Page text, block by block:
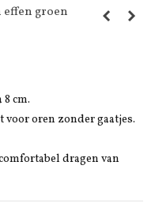
effen groen
cm.
oren zonder gaatjes.
dragen van